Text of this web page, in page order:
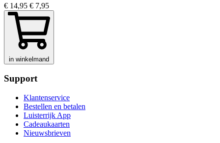
€ 14,95 € 7,95
in winkelmand
Support
Klantenservice
Bestellen en betalen
Luisterrijk App
Cadeaukaarten
Nieuwsbrieven